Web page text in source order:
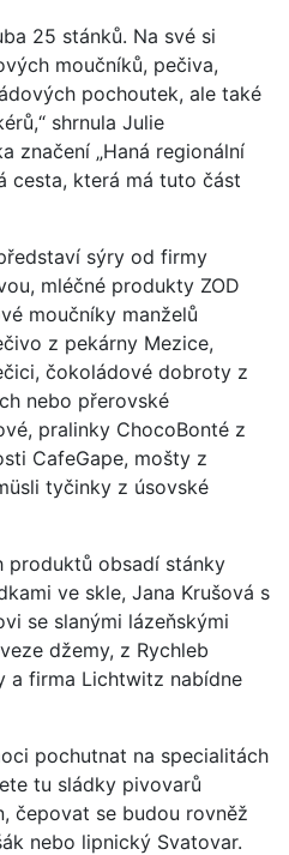
25 stánků. Na své si
moučníků, pečiva,
pochoutek, ale také
shrnula Julie
značení „Haná regionální
cesta, která má tuto část
sýry od firmy
mléčné produkty ZOD
moučníky manželů
z pekárny Mezice,
čokoládové dobroty z
nebo přerovské
pralinky ChocoBonté z
CafeGape, mošty z
tyčinky z úsovské
produktů obsadí stánky
ve skle, Jana Krušová s
se slanými lázeňskými
džemy, z Rychleb
a firma Lichtwitz nabídne
pochutnat na specialitách
tu sládky pivovarů
čepovat se budou rovněž
nebo lipnický Svatovar.